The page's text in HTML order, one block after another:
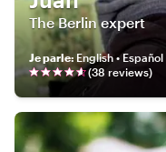
The Berlin expert
Je parle: English • Español
(38 reviews)